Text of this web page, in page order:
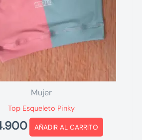
Mujer
Top Esqueleto Pinky
AÑADIR AL CARRITO